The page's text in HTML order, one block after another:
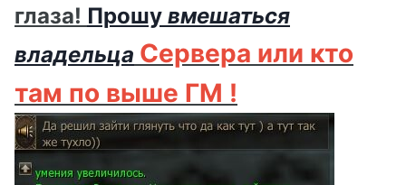
глаза! Прошу вмешаться
владельца Сервера или кто
там по выше ГМ !